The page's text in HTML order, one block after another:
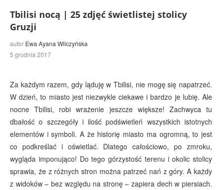
Tbilisi nocą | 25 zdjęć świetlistej stolicy
Gruzji
autor Ewa Ayana Wilczyńska
5 grudnia 2017
Za każdym razem, gdy ląduję w Tbilisi, nie mogę się napatrzeć.
W dzień, to miasto jest niezwykle ciekawe i bardzo je lubię. Ale
nocne Tbilisi, robi wrażenie jeszcze większe! Zachwyca tu
dbałość o szczegóły i ilość podświetleń wszystkich istotnych
elementów i symboli. A że historię miasto ma ogromną, to jest
co podkreślać i oświetlać. Dlatego całościowo, po zmroku,
wygląda imponująco! Do tego górzystość terenu i okolic stolicy
sprawia, że z różnych stron można patrzeć nań z góry. A każdy
z widoków – bez względu na stronę – zapiera dech w piersiach.